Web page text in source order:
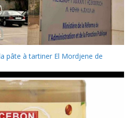
pâte à tartiner El Mordjene de